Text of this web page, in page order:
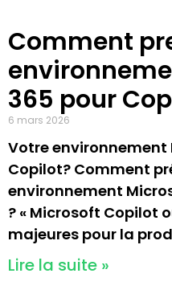
Comment
365 pour
6 mars 2026
Votre
Copilot? Comment
environnement
? « Microsoft Copilot
majeures pour la
Lire la suite »